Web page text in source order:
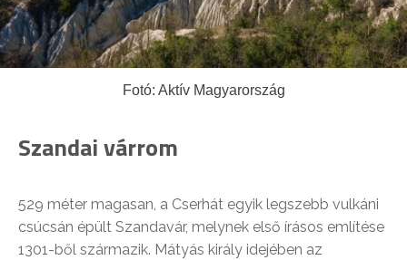
Fotó: Aktív Magyarország
Szandai várrom
529 méter magasan, a Cserhát egyik legszebb vulkáni
csúcsán épült Szandavár, melynek első írásos említése
1301-ből származik. Mátyás király idejében az